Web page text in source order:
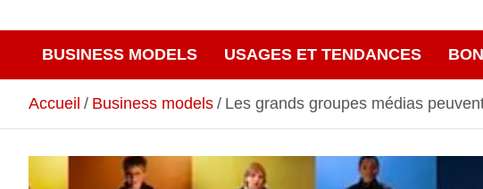
mediaculture
BUSINESS MODELS USAGES ET TENDANCES
Accueil Business models Les grands groupes médias